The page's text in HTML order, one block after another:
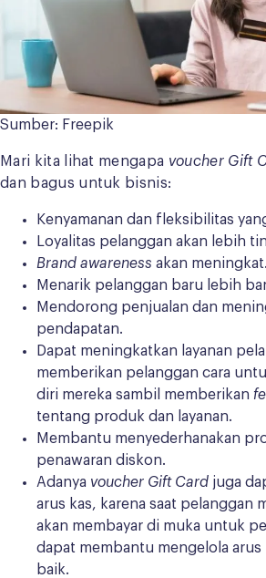
Sumber: Freepik
Mari kita lihat mengapa voucher Gift
dan bagus untuk bisnis:
Kenyamanan dan fleksibilitas
Loyalitas pelanggan akan lebih
Brand awareness akan meningkat.
Menarik pelanggan baru lebih
Mendorong penjualan dan
pendapatan.
Dapat meningkatkan layanan
memberikan pelanggan cara
diri mereka sambil memberikan
tentang produk dan layanan.
Membantu menyederhanakan
penawaran diskon.
Adanya voucher Gift Card juga
arus kas, karena saat pelanggan
akan membayar di muka untuk
dapat membantu mengelola arus
baik.